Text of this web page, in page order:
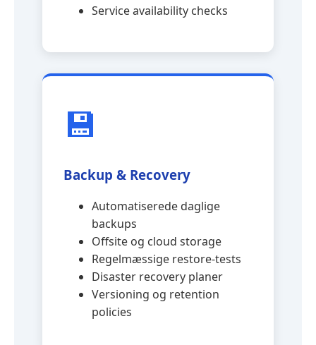
Service availability checks
💾
Backup & Recovery
Automatiserede daglige
backups
Offsite og cloud storage
Regelmæssige restore-tests
Disaster recovery planer
Versioning og retention
policies